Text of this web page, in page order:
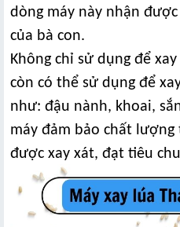
dòng máy này nhận
của bà con.
Không chỉ sử dụng để
còn có thể sử dụng để
như: đậu nành, khoai,
máy đảm bảo chất
được xay xát, đạt tiêu